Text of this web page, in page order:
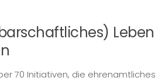
Leben
70 Initiativen, die ehrenamtliches